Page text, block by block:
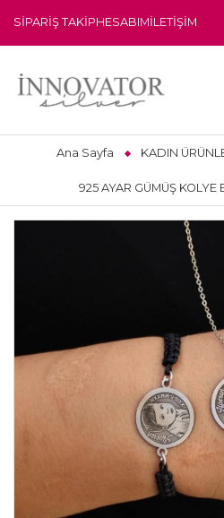
SIPARIŞ TAKIPHESABIMİLETIŞIM
Ana Sayfa KADIN
925 AYAR GÜMÜŞ KOLYE